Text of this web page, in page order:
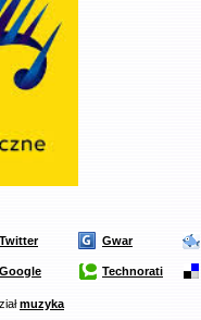
Twitter Gwar
Google Technorati
muzyka